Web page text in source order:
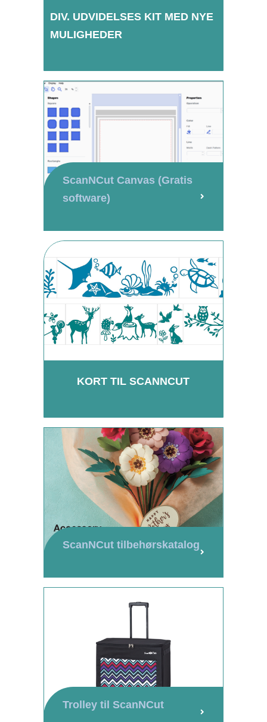
DIV. UDVIDELSES KIT MED NYE
MULIGHEDER
ScanNCut Canvas (Gratis
software)
KORT TIL SCANNCUT
ScanNCut tilbehørskatalog
Trolley til ScanNCut